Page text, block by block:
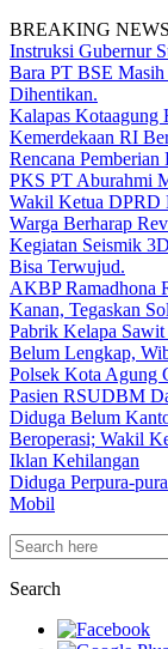
BREAKING NEWS
Instruksi Gubernur
Bara PT BSE
Dihentikan.
Kalapas Kotaagung
Kemerdekaan RI
Rencana
PKS PT Aburahmi
Wakil Ketua DPRD
Warga Berharap
Kegiatan Seismik
Bisa Terwujud.
AKBP Ramadhona
Kanan, Tegaskan
Pabrik Kelapa
Belum Lengkap,
Polsek Kota Agung
Pasien RSUDBM
Diduga Belum
Beroperasi; Wakil
Iklan Kehilangan
Diduga Perpura-
Mobil
Search